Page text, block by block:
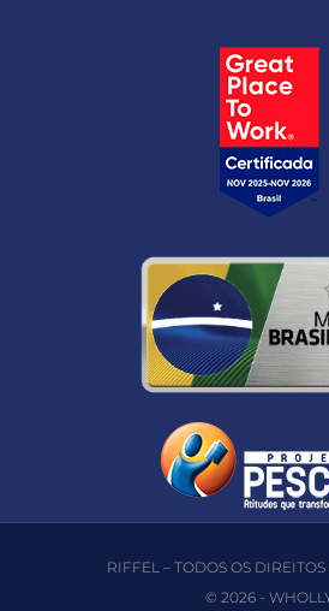
RIFFEL – TODOS OS DIREITOS
© 2026 -